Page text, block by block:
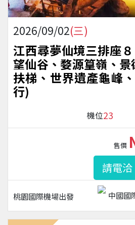
2026/09/02(三)
江西尋夢仙境三排座
望仙谷、婺源篁嶺、
扶梯、世界遺產龜峰
行)
機位23
桃園國際機場出發 中國國
售價
請電洽